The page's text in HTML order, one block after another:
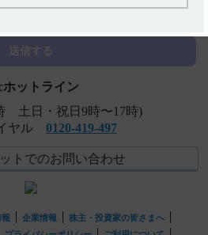
】 用法・用量が週3回投与である
ホットライン
土日・祝日9時〜17時)
ヤル 0120-419-497
トでのお問い合わせ
企業情報
株主・投資家の皆さまへ